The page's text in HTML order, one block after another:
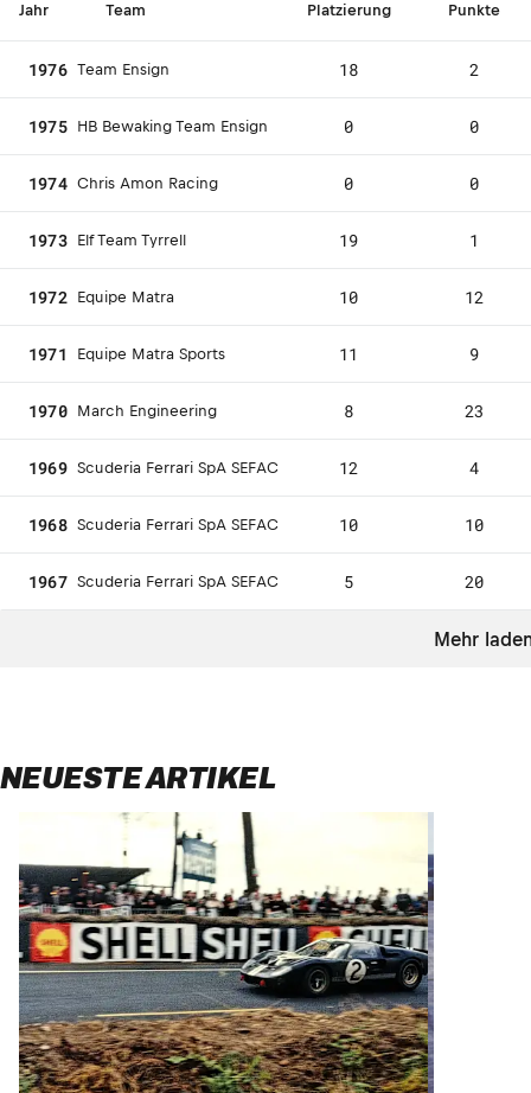
Jahr Team Platzierung Punkte
1976 Team Ensign 18 2
1975 HB Bewaking Team Ensign 0 0
1974 Chris Amon Racing 0 0
1973 Elf Team Tyrrell 19 1
1972 Equipe Matra 10 12
1971 Equipe Matra Sports 11 9
1970 March Engineering 8 23
1969 Scuderia Ferrari SpA SEFAC 12 4
1968 Scuderia Ferrari SpA SEFAC 10 10
1967 Scuderia Ferrari SpA SEFAC 5 20
Mehr
NEUESTE ARTIKEL